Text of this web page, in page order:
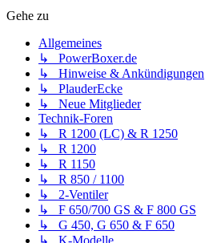
Gehe zu
Allgemeines
↳ PowerBoxer.de
↳ Hinweise & Ankündigungen
↳ PlauderEcke
↳ Neue Mitglieder
Technik-Foren
↳ R 1200 (LC) & R 1250
↳ R 1200
↳ R 1150
↳ R 850 / 1100
↳ 2-Ventiler
↳ F 650/700 GS & F 800 GS
↳ G 450, G 650 & F 650